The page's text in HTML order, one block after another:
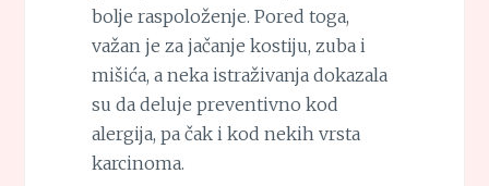
bolje raspoloženje. Pored toga,
važan je za jačanje kostiju, zuba i
mišića, a neka istraživanja dokazala
su da deluje preventivno kod
alergija, pa čak i kod nekih vrsta
karcinoma.